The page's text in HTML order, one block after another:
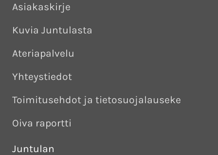
Asiakaskirje
Kuvia Juntulasta
Ateriapalvelu
Yhteystiedot
Toimitusehdot ja tietosuojalauseke
Oiva raportti
Juntulan